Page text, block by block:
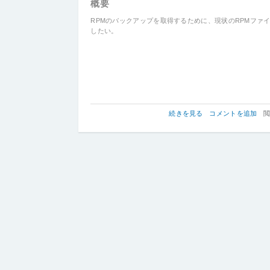
概要
RPMのバックアップを取得するために、現状のRPMファ
したい。
【RPM】
ン
続きを見る コメントを追加